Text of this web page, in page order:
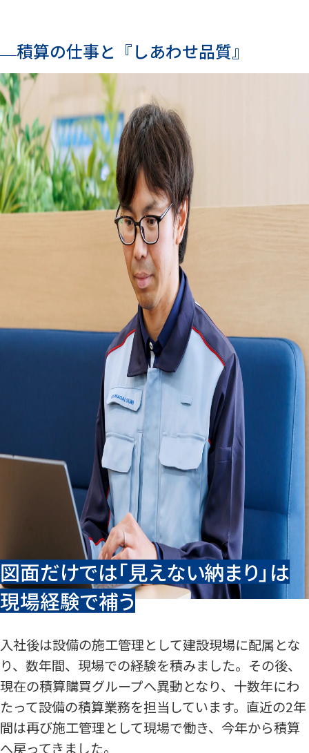
積算の仕事と『しあわせ品質』
図面だけでは「見えない納まり」は
現場経験で補う
入社後は設備の施工管理として建設現場に配属とな
り、数年間、現場での経験を積みました。その後、
現在の積算購買グループへ異動となり、十数年にわ
たって設備の積算業務を担当しています。直近の2年
間は再び施工管理として現場で働き、今年から積算
へ戻ってきました。